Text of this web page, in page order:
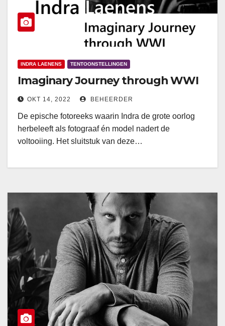
INDRA LAENENS TENTOONSTELLINGEN
Imaginary Journey through WWI
OKT 14, 2022 BEHEERDER
De epische fotoreeks waarin Indra de grote oorlog
herbeleeft als fotograaf én model nadert de
voltooiing. Het sluitstuk van deze…